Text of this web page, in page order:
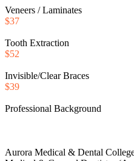
Veneers / Laminates
$37
Tooth Extraction
$52
Invisible/Clear Braces
$39
Professional Background
Aurora Medical & Dental